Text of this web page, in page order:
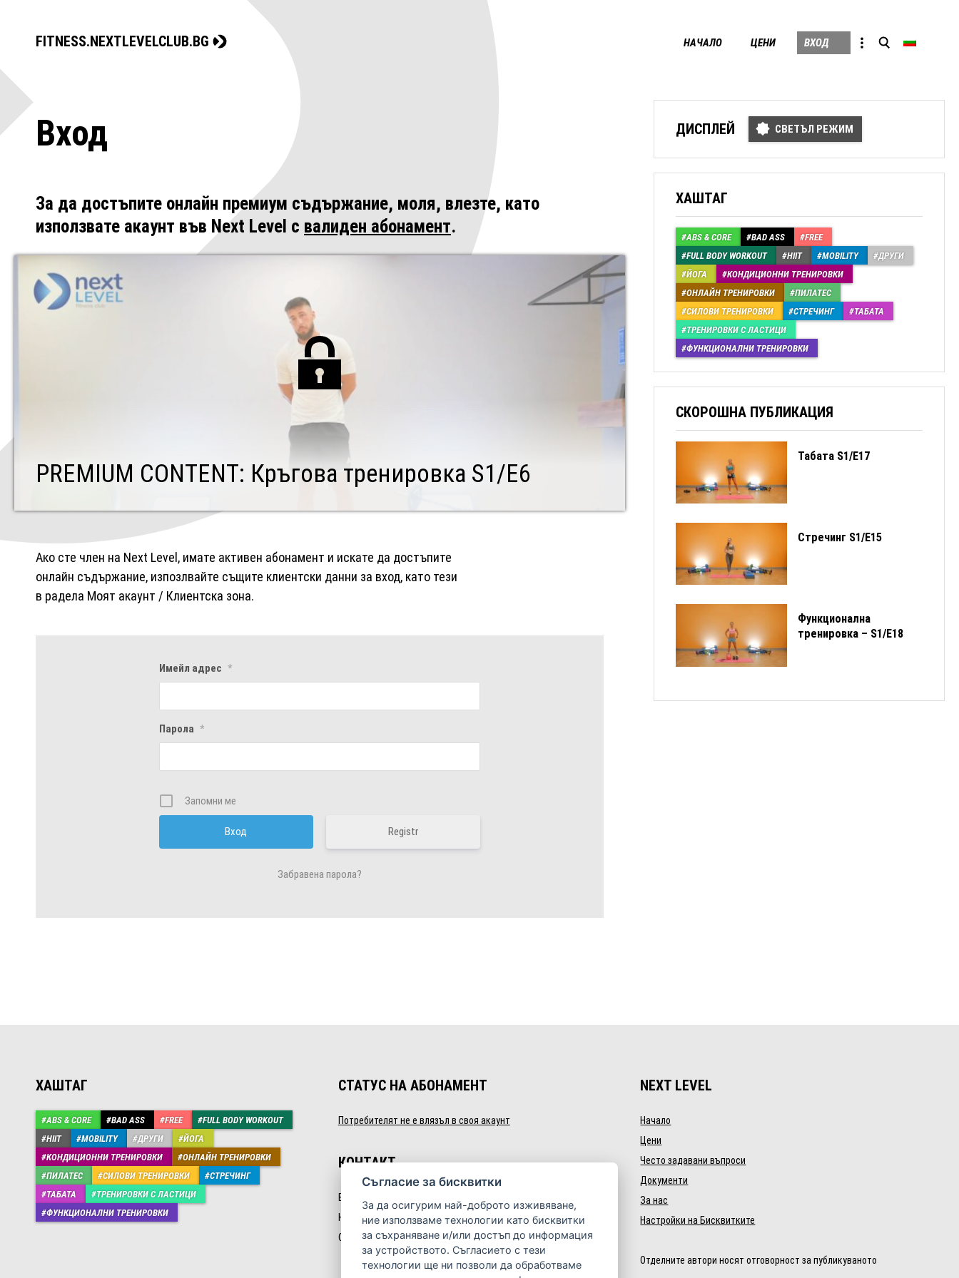
FITNESS.NEXTLEVELCLUB.BG НАЧАЛО ЦЕНИ ВХОД
Вход
За да достъпите онлайн премиум съдържание, моля, влезте, като
използвате акаунт във Next Level с валиден абонамент.
PREMIUM CONTENT: Кръговa тренировка S1/E6
Ако сте член на Next Level, имате активен абонамент и искате да достъпите
онлайн съдържание, изпозлвайте същите клиентски данни за вход, като тези
в радела Моят акаунт / Клиентска зона.
Имейл адрес *
Парола *
Запомни ме
Registr
Забравена парола?
ДИСПЛЕЙ СВЕТЪЛ РЕЖИМ
ХАШТАГ
ABS & CORE BAD ASS
FREE
FULL BODY WORKOUT
HIIT MOBILITY
ДРУГИ
ЙОГА
КОНДИЦИОННИ ТРЕНИРОВКИ
ОНЛАЙН ТРЕНИРОВКИ
ПИЛАТЕС
СИЛОВИ ТРЕНИРОВКИ
СТРЕЧИНГ
ТАБАТА
ТРЕНИРОВКИ С ЛАСТИЦИ
ФУНКЦИОНАЛНИ ТРЕНИРОВКИ
СКОРОШНА ПУБЛИКАЦИЯ
Табата S1/Е17
Стречинг S1/Е15
Функционална
тренировка – S1/E18
ХАШТАГ
ABS & CORE BAD ASS FREE
FULL BODY WORKOUT
HIIT
MOBILITY ДРУГИ
ЙОГА
КОНДИЦИОННИ ТРЕНИРОВКИ
ОНЛАЙН ТРЕНИРОВКИ
ПИЛАТЕС
СИЛОВИ ТРЕНИРОВКИ
СТРЕЧИНГ
ТАБАТА
ТРЕНИРОВКИ С ЛАСТИЦИ
ФУНКЦИОНАЛНИ ТРЕНИРОВКИ
СТАТУС НА АБОНАМЕНТ
Потребителят не е влязъл в своя акаунт
КОНТАКТ
E:
Некст Левъл Фитнес ООД
София, бул. „Симеоновско шосе“ № 35, ет. 3
NEXT LEVEL
Начало
Цени
Често задавани въпроси
Документи
За нас
Настройки на Бисквитките
Отделните автори носят отговорност за публикуваното
Cъгласие за бисквитки
За да осигурим най-доброто изживяване,
ние използваме технологии като бисквитки
за съхраняване и/или достъп до информация
за устройството. Съгласието с тези
технологии ще ни позволи да обработваме